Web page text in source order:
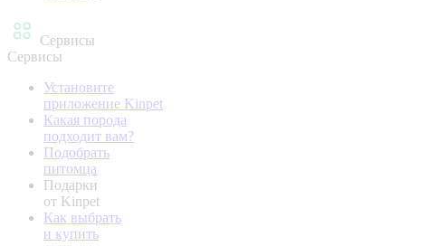
Сервисы
Сервисы
Установите
приложение Kinpet
Какая порода
подходит вам?
Подобрать
питомца
Подарки
от Kinpet
Как выбрать
и купить